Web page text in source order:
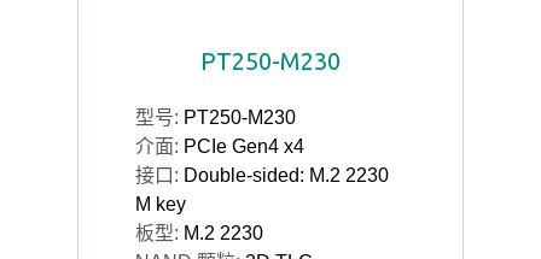
PT250-M230
型号: PT250-M230
介面: PCIe Gen4 x4
接口: Double-sided: M.2 2230
M key
板型: M.2 2230